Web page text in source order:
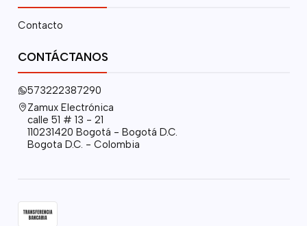
Contacto
CONTÁCTANOS
573222387290
Zamux Electrónica
calle 51 # 13 - 21
110231420 Bogotá - Bogotá D.C.
Bogota D.C. - Colombia